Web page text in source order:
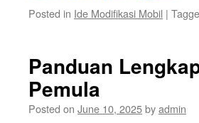
Posted in Ide Modifikasi Mobil |
Panduan
Pemula
Posted on June 10, 2025byadmin